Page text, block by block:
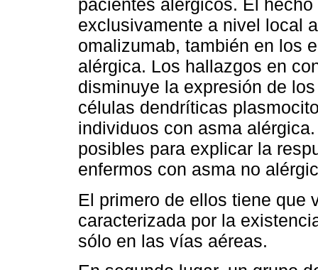
pacientes alérgicos. El
exclusivamente a nivel local
omalizumab, también en los
alérgica. Los hallazgos en
disminuye la expresión de
células dendríticas
individuos con asma
posibles para explicar la
enfermos con asma no
El primero de ellos tiene que
caracterizada por la
sólo en las vías aéreas.